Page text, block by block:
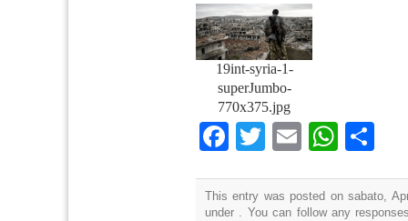
19int-syria-1-
superJumbo-
770x375.jpg
Facebook
TwitterEmail
This entry was posted on sabato,
under . You can follow any